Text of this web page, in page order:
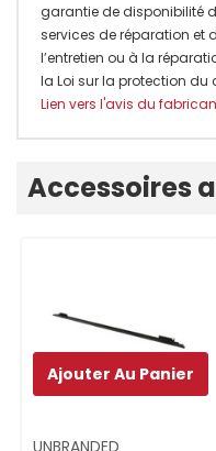
garantie de disponibilité
services de réparation et
l’entretien ou à la
la Loi sur la protection
Lien vers l'avis du
Accessoires
Ajouter Au Panier